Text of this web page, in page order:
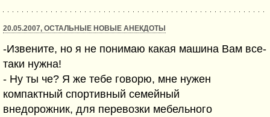
20.05.2007, ОСТАЛЬНЫЕ НОВЫЕ АНЕКДОТЫ
-Извените, но я не понимаю какая машина Вам все-
таки нужна!
- Ну ты че? Я же тебе говорю, мне нужен
компактный спортивный семейный
внедорожник, для перевозки мебельного